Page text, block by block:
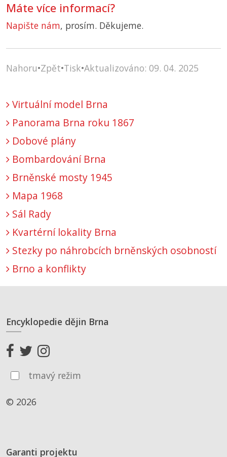
Máte více informací?
Napište nám, prosím. Děkujeme.
Nahoru•Zpět•Tisk•Aktualizováno: 09. 04. 2025
Virtuální model Brna
Panorama Brna roku 1867
Dobové plány
Bombardování Brna
Brněnské mosty 1945
Mapa 1968
Sál Rady
Kvartérní lokality Brna
Stezky po náhrobcích brněnských osobností
Brno a konflikty
Encyklopedie dějin Brna
tmavý režim
© 2026
Garanti projektu